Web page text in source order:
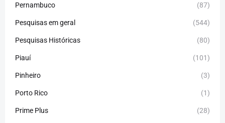
Pernambuco (87)
Pesquisas em geral (544)
Pesquisas Históricas (80)
Piauí (101)
Pinheiro (3)
Porto Rico (1)
Prime Plus (28)